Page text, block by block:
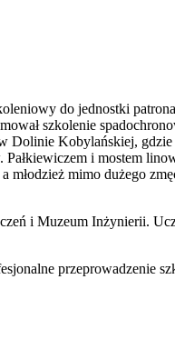
do jednostki
szkolenie
Dolinie Kobylańskiej,
i mostem
młodzież mimo dużego
i Muzeum Inżynierii.
przeprowadzenie